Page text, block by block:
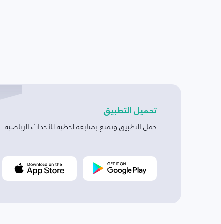
تحميل التطبيق
حمل التطبيق وتمتع بمتابعة لحظية للأحداث الرياضية